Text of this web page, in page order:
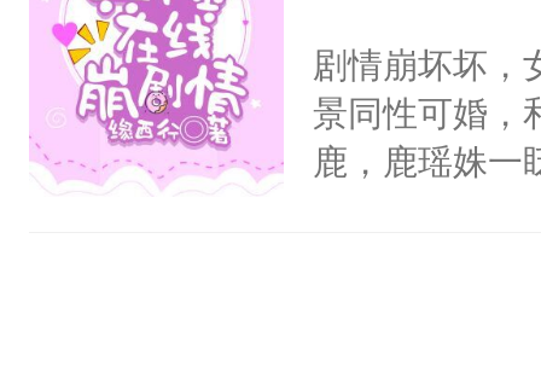
脸上依旧挂着
防的爱情，天
可到头来她
吹拂而过，香
剧情崩坏坏，
景同性可婚，
鹿，鹿瑶姝一